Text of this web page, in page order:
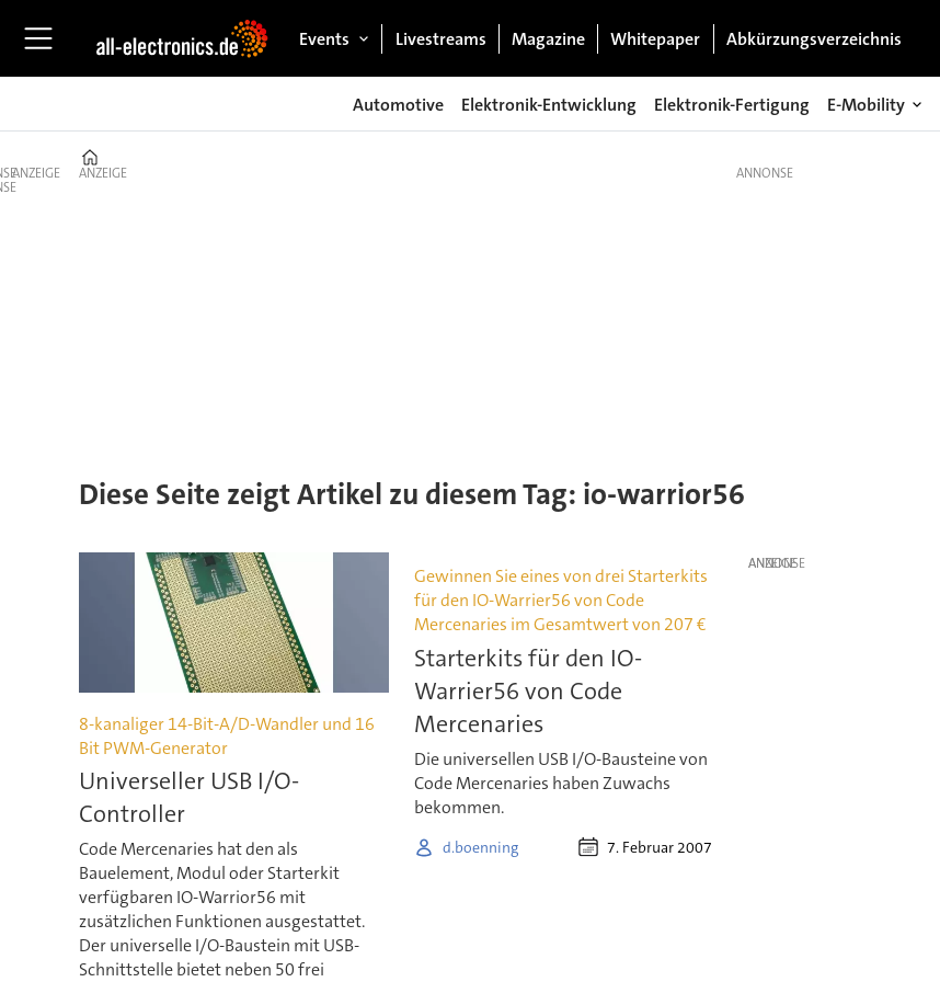
Events Livestreams Magazine Whitepaper Abkürzungsverzeichnis
Automotive Elektronik-Entwicklung Elektronik-Fertigung E-Mobility
ANZEIGE ANZEIGE
Diese Seite zeigt Artikel zu diesem Tag: io-warrior56
8-kanaliger 14-Bit-A/D-Wandler und 16
Bit PWM-Generator
Universeller USB I/O-
Controller
Code Mercenaries hat den als
Bauelement, Modul oder Starterkit
verfügbaren IO-Warrior56 mit
zusätzlichen Funktionen ausgestattet.
Der universelle I/O-Baustein mit USB-
Schnittstelle bietet neben 50 frei
Gewinnen Sie eines von drei Starterkits
für den IO-Warrier56 von Code
Mercenaries im Gesamtwert von 207 €
Starterkits für den IO-
Warrier56 von Code
Mercenaries
Die universellen USB I/O-Bausteine von
Code Mercenaries haben Zuwachs
bekommen.
d.boenning 7. Februar 2007
ANZEIGE